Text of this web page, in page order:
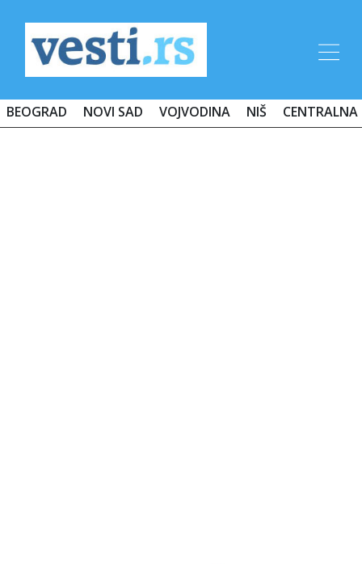
BEOGRAD NOVI SAD VOJVODINA NIŠ CENTRALNA